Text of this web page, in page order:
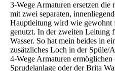
3-Wege Armaturen ersetzen die
mit zwei separaten,
Hauptleitung wird wie gewohnt
genutzt. In der zweiten Leitung
Wasser. So hat mein beides in
zusätzliches Loch in der Spüle/
4-Wege Armaturen
Sprudelanlage oder der Brita